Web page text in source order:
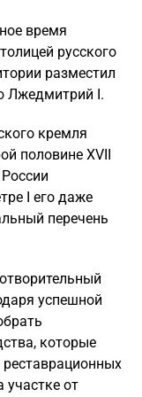
время
русского
разместил
Лжедмитрий I.
кремля
половине XVII
I его даже
перечень
успешной
которые
участке от